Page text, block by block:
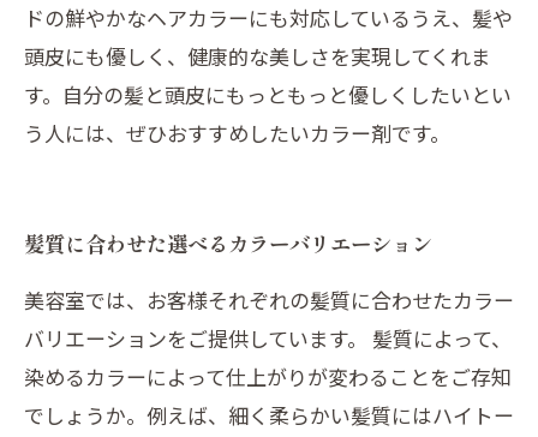
ドの鮮やかなヘアカラーにも対応しているうえ、髪や
頭皮にも優しく、健康的な美しさを実現してくれま
す。自分の髪と頭皮にもっともっと優しくしたいとい
う人には、ぜひおすすめしたいカラー剤です。
髪質に合わせた選べるカラーバリエーション
美容室では、お客様それぞれの髪質に合わせたカラー
バリエーションをご提供しています。 髪質によって、
染めるカラーによって仕上がりが変わることをご存知
でしょうか。例えば、細く柔らかい髪質にはハイトー